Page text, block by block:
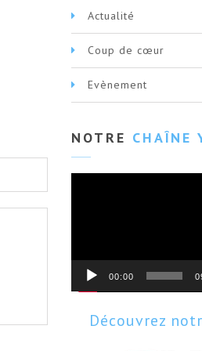
Actualité
Coup de cœur
Evènement
NOTRE CHAÎNE
00:00
Découvrez